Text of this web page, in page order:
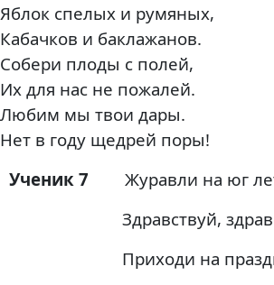
Яблок спелых и румяных,
Кабачков и баклажанов.
Собери плоды с полей,
Их для нас не пожалей.
Любим мы твои дары.
Нет в году щедрей поры!
Ученик 7 Журавли на юг
Здравствуй,
Приходи на